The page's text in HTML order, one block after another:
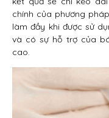
chính của phương
làm đầy khi được sử
và có sự hỗ trợ của
cao.